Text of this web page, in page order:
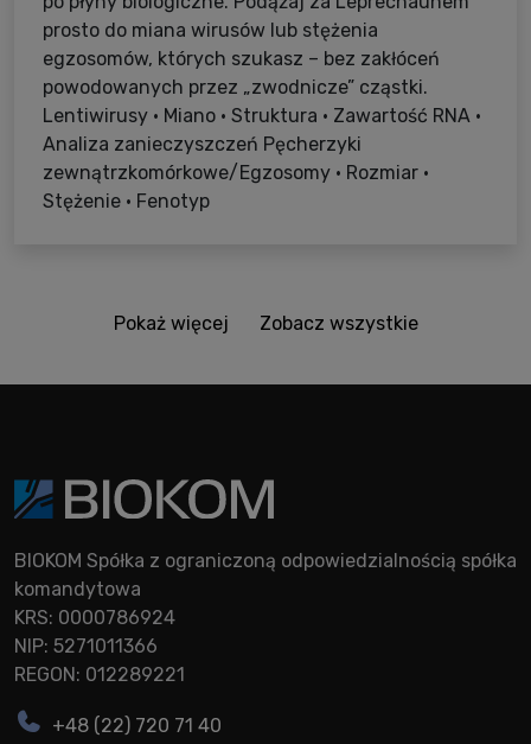
prosto do miana wirusów lub stężenia
egzosomów, których szukasz – bez zakłóceń
powodowanych przez „zwodnicze” cząstki.
Lentiwirusy • Miano • Struktura • Zawartość RNA •
Analiza zanieczyszczeń Pęcherzyki
zewnątrzkomórkowe/Egzosomy • Rozmiar •
Stężenie • Fenotyp
Pokaż więcej Zobacz wszystkie
BIOKOM Spółka z ograniczoną odpowiedzialnością spółka
komandytowa
KRS: 0000786924
NIP: 5271011366
REGON: 012289221
+48 (22) 720 71 40